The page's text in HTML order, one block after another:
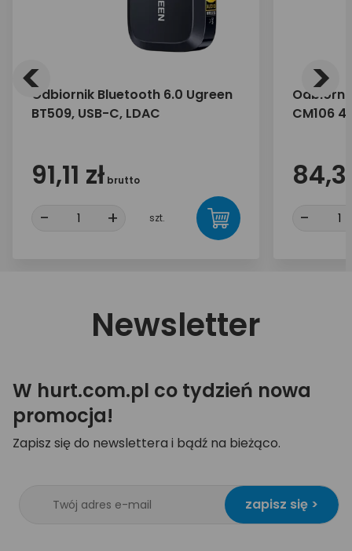
Odbiornik Bluetooth 6.0 Ugreen
BT509, USB-C, LDAC
91,11 zł brutto
- + szt.
CM106
-
< >
Newsletter
W hurt.com.pl co tydzień nowa
promocja!
Zapisz się do newslettera i bądź na bieżąco.
zapisz się >